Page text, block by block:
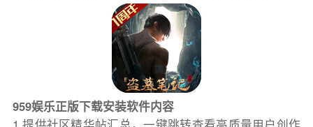
959娱乐正版下载安装软件内容